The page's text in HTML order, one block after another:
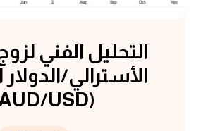
التحليل الفني لزوج
الأسترالي/الدولار
(AUD/USD)